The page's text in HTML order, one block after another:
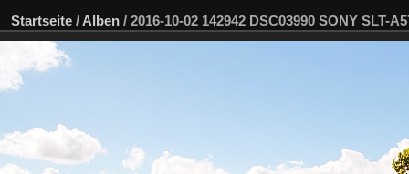
Startseite / Alben / 2016-10-02 142942 DSC03990 SONY SLT-